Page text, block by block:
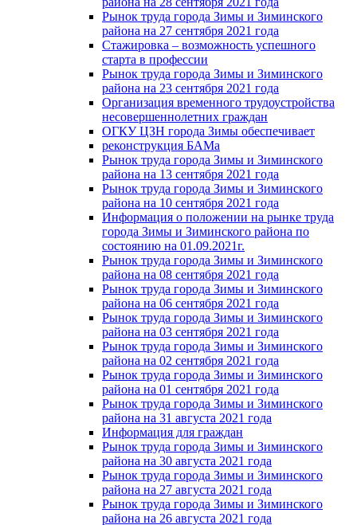
Рынок труда города Зимы и Зиминского
района на 27 сентября 2021 года
Стажировка – возможность успешного
старта в профессии
Рынок труда города Зимы и Зиминского
района на 23 сентября 2021 года
Организация временного трудоустройства
несовершеннолетних граждан
ОГКУ ЦЗН города Зимы обеспечивает
реконструкция БАМа
Рынок труда города Зимы и Зиминского
района на 13 сентября 2021 года
Рынок труда города Зимы и Зиминского
района на 10 сентября 2021 года
Информация о положении на рынке труда
города Зимы и Зиминского района по
состоянию на 01.09.2021г.
Рынок труда города Зимы и Зиминского
района на 08 сентября 2021 года
Рынок труда города Зимы и Зиминского
района на 06 сентября 2021 года
Рынок труда города Зимы и Зиминского
района на 03 сентября 2021 года
Рынок труда города Зимы и Зиминского
района на 02 сентября 2021 года
Рынок труда города Зимы и Зиминского
района на 01 сентября 2021 года
Рынок труда города Зимы и Зиминского
района на 31 августа 2021 года
Информация для граждан
Рынок труда города Зимы и Зиминского
района на 30 августа 2021 года
Рынок труда города Зимы и Зиминского
района на 27 августа 2021 года
Рынок труда города Зимы и Зиминского
района на 26 августа 2021 года